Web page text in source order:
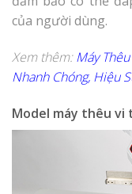
của người dùng.
Xem thêm:Máy
Nhanh Chóng, Hiệu
Model máy thêu